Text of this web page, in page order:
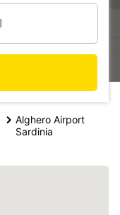
Alghero Airport
Sardinia